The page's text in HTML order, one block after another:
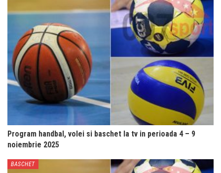
Program handbal, volei si baschet la tv in perioada 4 – 9
noiembrie 2025
BASCHET